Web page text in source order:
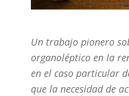
Un trabajo pionero
organoléptico en la
en el caso particular
que la necesidad de